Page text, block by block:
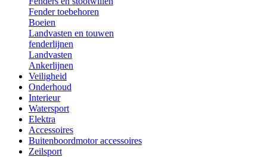
Fender toebehoren
Boeien
Landvasten en touwen
fenderlijnen
Landvasten
Ankerlijnen
Veiligheid
Onderhoud
Interieur
Watersport
Elektra
Accessoires
Buitenboordmotor accessoires
Zeilsport